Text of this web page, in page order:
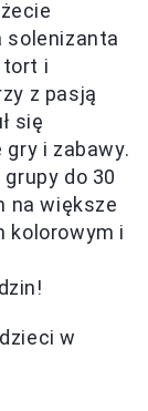
solenizanta
tort i
z pasją
się
i zabawy.
do 30
na większe
kolorowym i
w